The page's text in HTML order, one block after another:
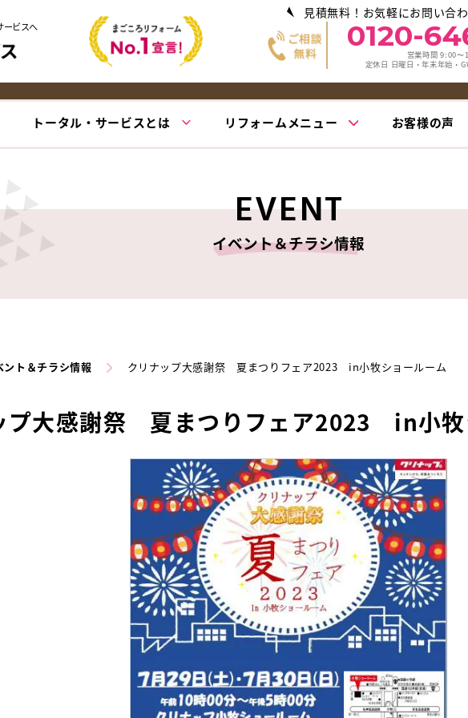
ービスへ
見積無料！お気軽にお問い合
0120-
営業時間 9:00〜
定休日 日曜日・年末年始・
トータル・サービスとは リフォームメニュー お客様の声
EVENT
イベント＆チラシ情報
ント＆チラシ情報 クリナップ大感謝祭 夏まつりフェア2023 in小牧ショールーム
プ大感謝祭 夏まつりフェア2023 in小牧